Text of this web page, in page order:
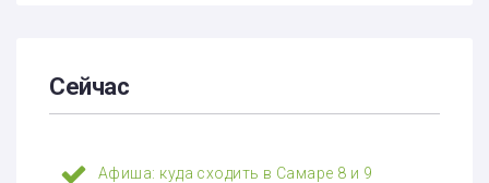
Сейчас
Афиша: куда сходить в Самаре 8 и 9